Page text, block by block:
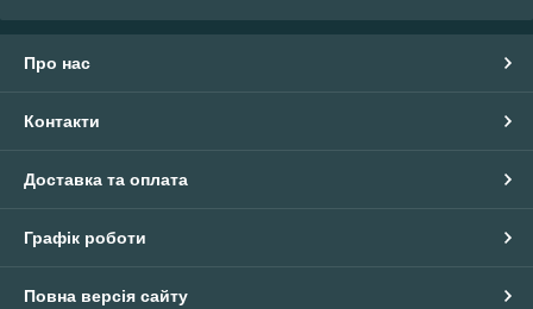
Про нас
Контакти
Доставка та оплата
Графік роботи
Повна версія сайту